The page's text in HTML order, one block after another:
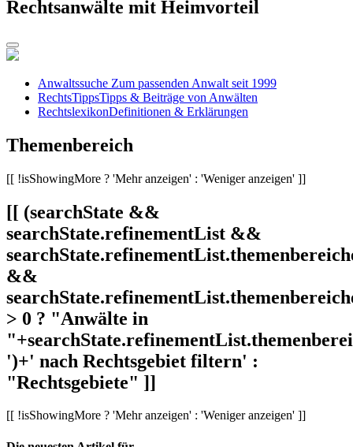
Rechtsanwälte mit Heimvorteil
Anwaltssuche Zum passenden Anwalt seit 1999
RechtsTippsTipps & Beiträge von Anwälten
RechtslexikonDefinitionen & Erklärungen
Themenbereich
[[ !isShowingMore ? 'Mehr anzeigen' : 'Weniger anzeigen' ]]
[[ (searchState &&
searchState.refinementList &&
&&
> 0 ? "Anwälte in
')+' nach Rechtsgebiet filtern' :
"Rechtsgebiete" ]]
[[ !isShowingMore ? 'Mehr anzeigen' : 'Weniger anzeigen' ]]